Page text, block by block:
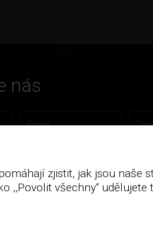
nás
zjistit, jak jsou naše
,,Povolit všechny“ udělujete